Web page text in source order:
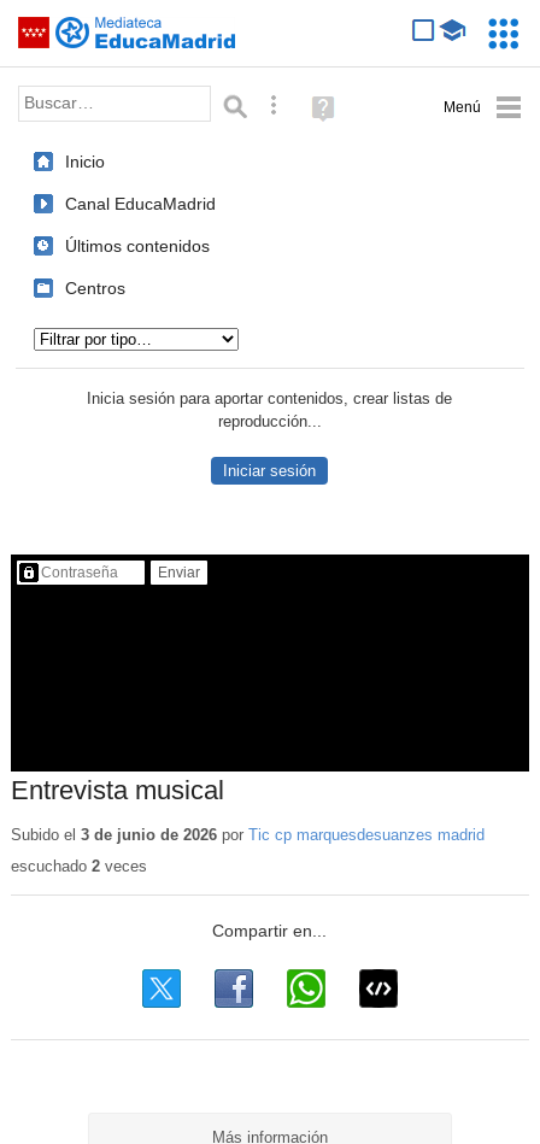
Saltar navegación
Palabra o frase: Búsqueda avanzada
Ayuda
(en
Inicio
Canal EducaMadrid
Últimos contenidos
Centros
Inicia sesión para aportar contenidos, crear listas de
reproducción...
Iniciar sesión
Contenido protegido…
Entrevista musical
Subido el 3 de junio de 2026por Tic cp marquesdesuanzes madrid
escuchado 2veces
Más información